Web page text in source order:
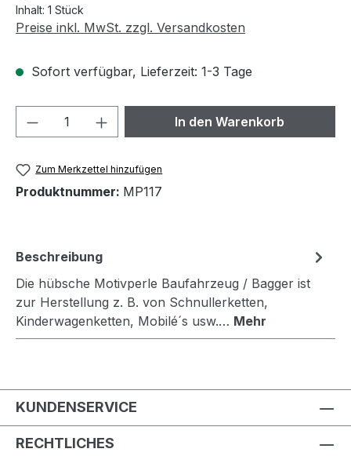
Inhalt: 1 Stück
Preise inkl. MwSt. zzgl. Versandkosten
Sofort verfügbar, Lieferzeit: 1-3 Tage
Produkt Anzahl: Gib denIn den Warenkorb
Zum Merkzettel hinzufügen
Produktnummer: MP117
Beschreibung
Die hübsche Motivperle Baufahrzeug / Bagger ist
zur Herstellung z. B. von Schnullerketten,
Kinderwagenketten, Mobilé´s usw.… Mehr
KUNDENSERVICE
RECHTLICHES